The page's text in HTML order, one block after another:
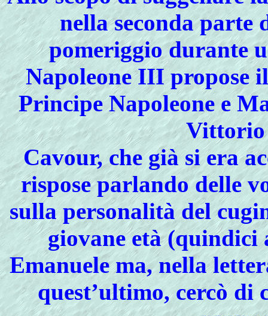
nella seconda parte
pomeriggio durante
Napoleone III propose
Principe Napoleone e
Vittorio
Cavour, che già si era
rispose parlando delle
sulla personalità del
giovane età
Emanuele ma, nella
quest’ultimo, cercò di